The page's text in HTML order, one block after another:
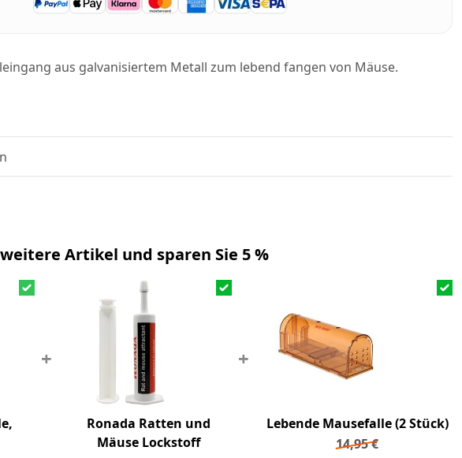
aus galvanisiertem Metall zum lebend fangen von Mäuse.
Artikel und sparen Sie 5 %
+
Ronada Ratten und
Mäuse Lockstoff
+
Lebende Mausefalle (2 Stück)
14,95€